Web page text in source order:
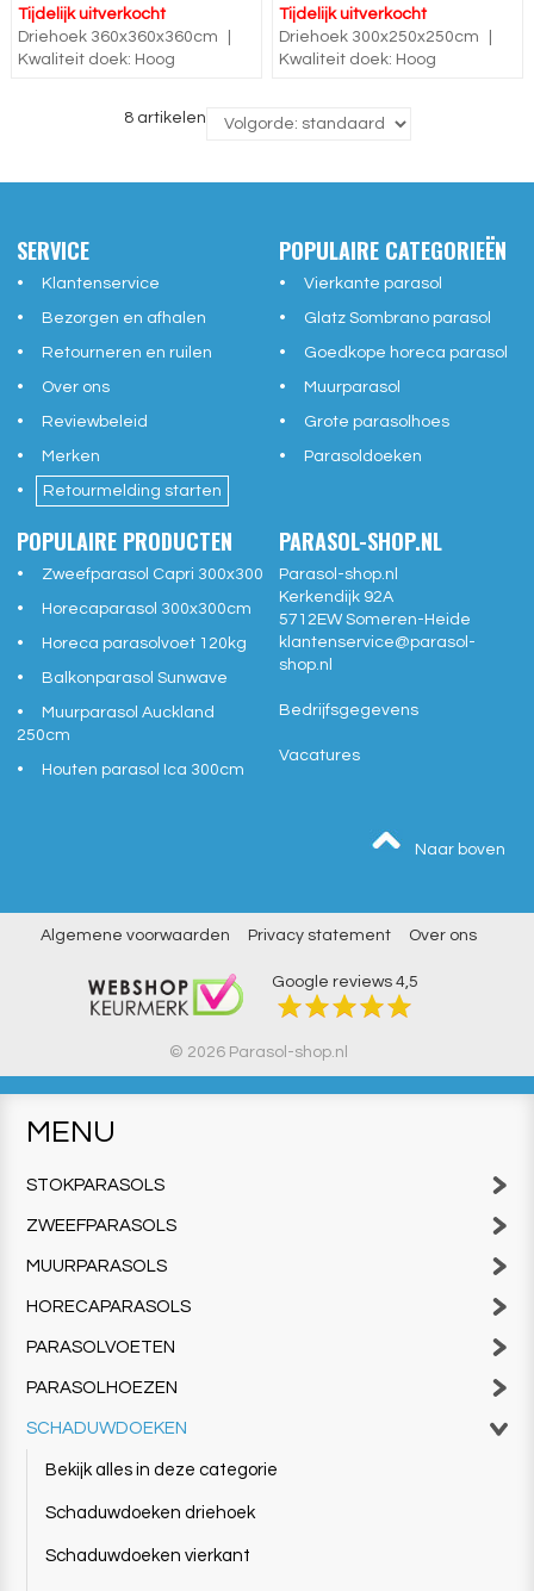
Tijdelijk uitverkocht
Driehoek 360x360x360cm
Kwaliteit doek: Hoog
Tijdelijk uitverkocht
Driehoek 300x250x250cm
Kwaliteit doek: Hoog
8 artikelen
SERVICE
Klantenservice
Bezorgen en afhalen
Retourneren en ruilen
Over ons
Reviewbeleid
Merken
Retourmelding starten
POPULAIRE CATEGORIEËN
Vierkante parasol
Glatz Sombrano parasol
Goedkope horeca parasol
Muurparasol
Grote parasolhoes
Parasoldoeken
POPULAIRE PRODUCTEN
Zweefparasol Capri 300x300
Horecaparasol 300x300cm
Horeca parasolvoet 120kg
Balkonparasol Sunwave
Muurparasol Auckland
250cm
Houten parasol Ica 300cm
PARASOL-SHOP.NL
Parasol-shop.nl
Kerkendijk 92A
5712EW Someren-Heide
klantenservice@parasol-
shop.nl
Bedrijfsgegevens
Vacatures
Naar boven
Algemene voorwaarden Privacy statement Over ons
Google reviews 4,5
© 2026 Parasol-shop.nl
MENU
STOKPARASOLS
ZWEEFPARASOLS
MUURPARASOLS
HORECAPARASOLS
PARASOLVOETEN
PARASOLHOEZEN
SCHADUWDOEKEN
Bekijk alles in deze categorie
Schaduwdoeken driehoek
Schaduwdoeken vierkant